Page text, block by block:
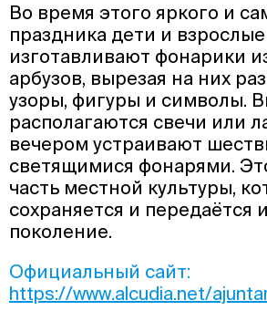
Во время этого яркого и
праздника дети и взрослые
изготавливают фонарики
арбузов, вырезая на них
узоры, фигуры и символы.
располагаются свечи или
вечером устраивают
светящимися фонарями.
часть местной культуры,
сохраняется и передаётся
поколение.
Официальный сайт:
https://www.alcudia.net/